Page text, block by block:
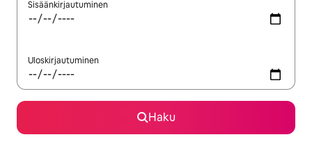
Sisäänkirjautuminen
Uloskirjautuminen
Haku